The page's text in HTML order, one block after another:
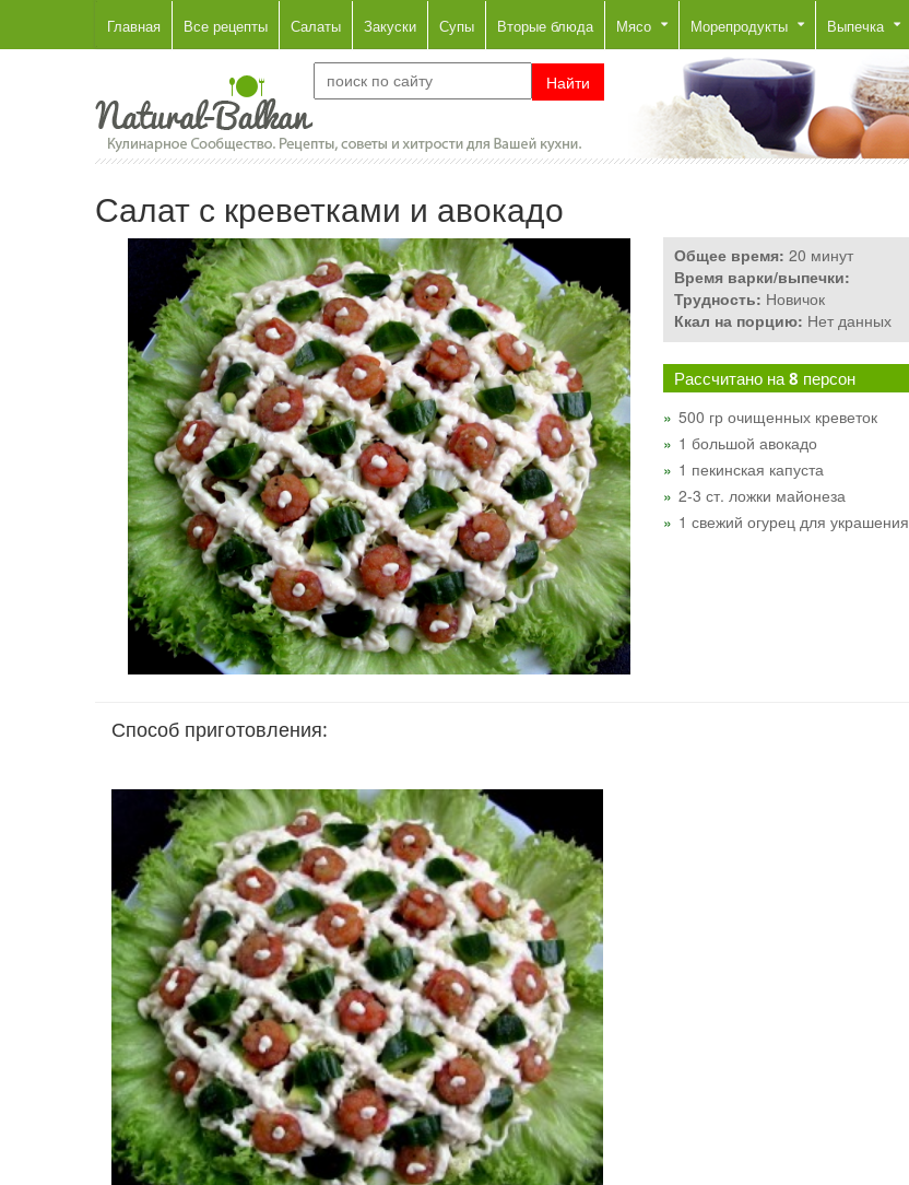
Главная Все рецепты Салаты Закуски Супы Вторые блюда Мясо Морепродукты Выпечка
Салат с креветками и авокадо
Общее время: 20 минут
Время варки/выпечки:
Трудность: Новичок
Ккал на порцию: Нет данных
Рассчитано на8 персон
500 гр очищенных креветок
1 большой авокадо
1 пекинская капуста
2-3 ст. ложки майонеза
1 свежий огурец для украшения
Способ приготовления: